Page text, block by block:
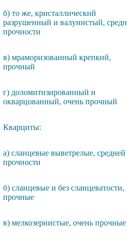
б) то же, кристаллический
разрушенный и валунистый,
прочности
в) мраморизованный крепкий,
прочный
г) доломитизированный и
окварцованный, очень прочный
Кварциты:
а) сланцевые выветрелые, средней
прочности
б) сланцевые и без сланцеватости,
прочные
в) мелкозернистые, очень прочные